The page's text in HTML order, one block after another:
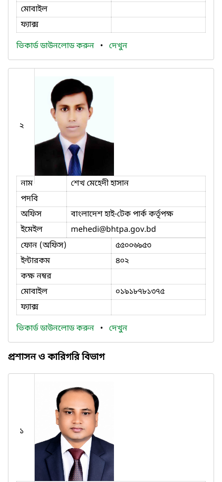
মোবাইল
ফ্যাক্স
ভিকার্ড ডাউনলোড করুন • দেখুন
২
নাম
শেখ মেহেদী হাসান
পদবি
অফিস
বাংলাদেশ হাই-টেক পার্ক কর্তৃপক্ষ
ইমেইল
mehedi@bhtpa.gov.bd
ফোন (অফিস)
৫৫০০৬৯৫৩
ইন্টারকম
৪০২
কক্ষ নম্বর
মোবাইল
০১৯১৮৭৮১৩৭৫
ফ্যাক্স
ভিকার্ড ডাউনলোড করুন • দেখুন
প্রশাসন ও কারিগরি বিভাগ
১